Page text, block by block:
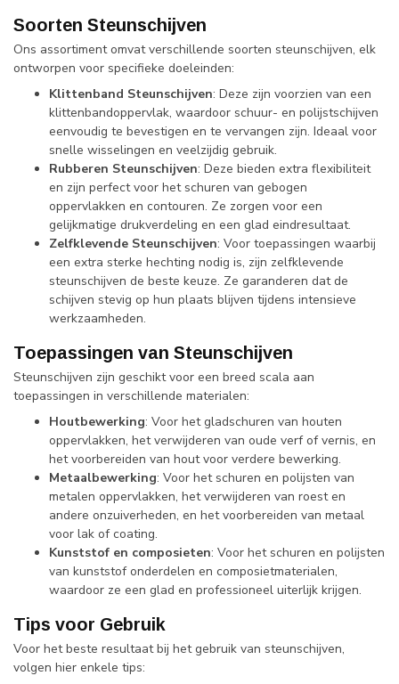
Soorten Steunschijven
Ons assortiment omvat verschillende soorten steunschijven, elk
ontworpen voor specifieke doeleinden:
Klittenband Steunschijven: Deze zijn voorzien van een
klittenbandoppervlak, waardoor schuur- en polijstschijven
eenvoudig te bevestigen en te vervangen zijn. Ideaal voor
snelle wisselingen en veelzijdig gebruik.
Rubberen Steunschijven: Deze bieden extra flexibiliteit
en zijn perfect voor het schuren van gebogen
oppervlakken en contouren. Ze zorgen voor een
gelijkmatige drukverdeling en een glad eindresultaat.
Zelfklevende Steunschijven: Voor toepassingen waarbij
een extra sterke hechting nodig is, zijn zelfklevende
steunschijven de beste keuze. Ze garanderen dat de
schijven stevig op hun plaats blijven tijdens intensieve
werkzaamheden.
Toepassingen van Steunschijven
Steunschijven zijn geschikt voor een breed scala aan
toepassingen in verschillende materialen:
Houtbewerking: Voor het gladschuren van houten
oppervlakken, het verwijderen van oude verf of vernis, en
het voorbereiden van hout voor verdere bewerking.
Metaalbewerking: Voor het schuren en polijsten van
metalen oppervlakken, het verwijderen van roest en
andere onzuiverheden, en het voorbereiden van metaal
voor lak of coating.
Kunststof en composieten: Voor het schuren en polijsten
van kunststof onderdelen en composietmaterialen,
waardoor ze een glad en professioneel uiterlijk krijgen.
Tips voor Gebruik
Voor het beste resultaat bij het gebruik van steunschijven,
volgen hier enkele tips: